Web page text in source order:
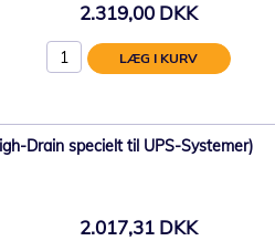
2.319,00 DKK
LÆG I KURV
Drain specielt til UPS-Systemer)
2.017,31 DKK